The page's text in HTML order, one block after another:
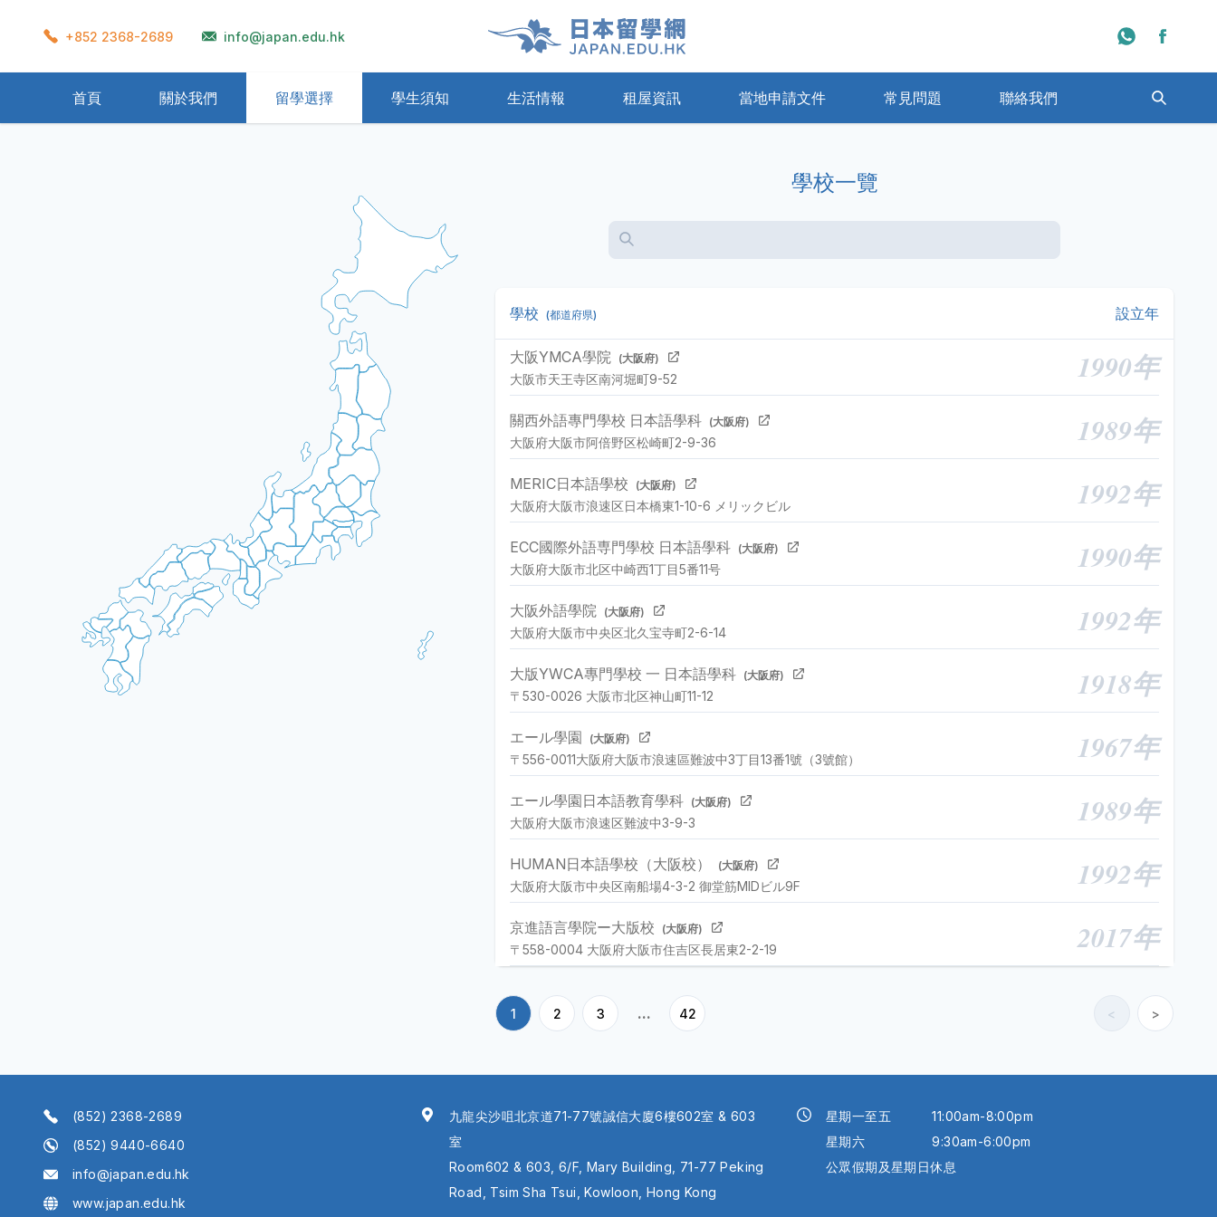
+852 2368-2689 info@japan.edu.hk
首頁 關於我們 留學選擇 學生須知 生活情報 租屋資訊 當地申請文件 常見問題 聯絡我們
學校一覽
學校 (都道府県) 設立年
大阪YMCA學院 (大阪府)
大阪市天王寺区南河堀町9-52 1990年
關西外語專門學校 日本語學科 (大阪府)
大阪府大阪市阿倍野区松崎町2-9-36 1989年
MERIC日本語學校 (大阪府)
大阪府大阪市浪速区日本橋東1-10-6 メリックビル 1992年
ECC國際外語専門學校 日本語學科 (大阪府)
大阪府大阪市北区中崎西1丁目5番11号 1990年
大阪外語學院 (大阪府)
大阪府大阪市中央区北久宝寺町2-6-14 1992年
大版YWCA專門學校 一 日本語學科 (大阪府)
〒530-0026 大阪市北区神山町11-12 1918年
エール學園 (大阪府)
〒556-0011大阪府大阪市浪速區難波中3丁目13番1號（3號館） 1967年
エール學園日本語教育學科 (大阪府)
大阪府大阪市浪速区難波中3-9-3 1989年
HUMAN日本語學校（大阪校） (大阪府)
大阪府大阪市中央区南船場4-3-2 御堂筋MIDビル9F 1992年
京進語言學院ー大版校 (大阪府)
〒558-0004 大阪府大阪市住吉区長居東2-2-19 2017年
1 2 3 ... 42 < >
(852) 2368-2689
(852) 9440-6640
info@japan.edu.hk
www.japan.edu.hk
九龍尖沙咀北京道71-77號誠信大廈6樓602室 & 603
室
Room602 & 603, 6/F, Mary Building, 71-77 Peking
Road, Tsim Sha Tsui, Kowloon, Hong Kong
星期一至五
11:00am-8:00pm
星期六
9:30am-6:00pm
公眾假期及星期日休息